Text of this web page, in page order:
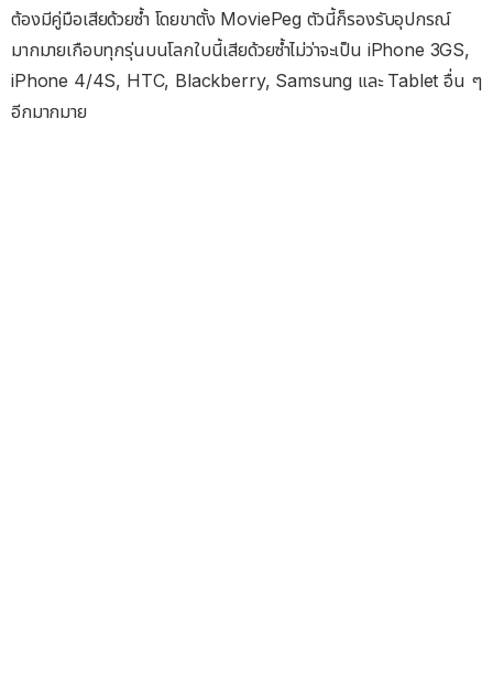
ต้องมีคู่มือเสียด้วยซ้ำ โดยขาตั้ง MoviePeg ตัวนี้ก็รองรับอุปกรณ์
มากมายเกือบทุกรุ่นบนโลกใบนี้เสียด้วยซ้ำไม่ว่าจะเป็น iPhone 3GS,
iPhone 4/4S, HTC, Blackberry, Samsung และ Tablet อื่น ๆ
อีกมากมาย